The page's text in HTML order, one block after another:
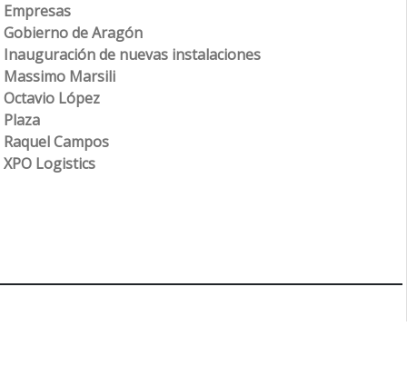
Empresas
Gobierno de Aragón
Inauguración de nuevas instalaciones
Massimo Marsili
Octavio López
Plaza
Raquel Campos
XPO Logistics